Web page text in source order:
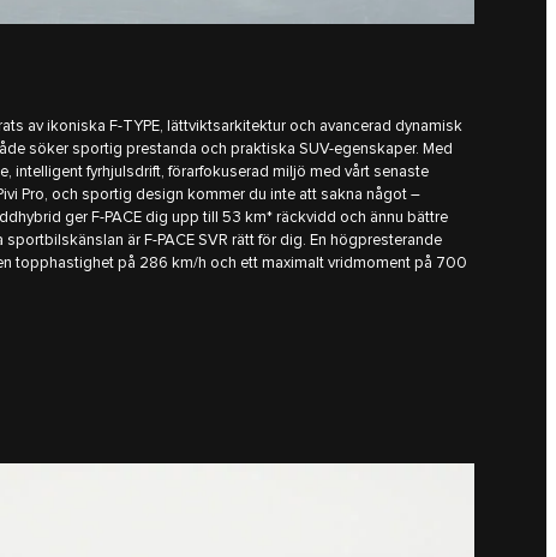
av ikoniska F-TYPE, lättviktsarkitektur och avancerad dynamisk
söker sportig prestanda och praktiska SUV-egenskaper. Med
intelligent fyrhjulsdrift, förarfokuserad miljö med vårt senaste
Pro, och sportig design kommer du inte att sakna något –
ger F-PACE dig upp till 53 km* räckvidd och ännu bättre
är F-PACE SVR rätt för dig. En högpresterande
topphastighet på 286 km/h och ett maximalt vridmoment på 700